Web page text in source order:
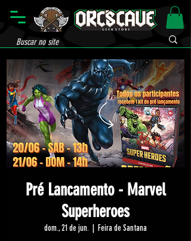
Pré Lancamento - Marvel
Superheroes
dom., 21 de jun. Feira de Santana